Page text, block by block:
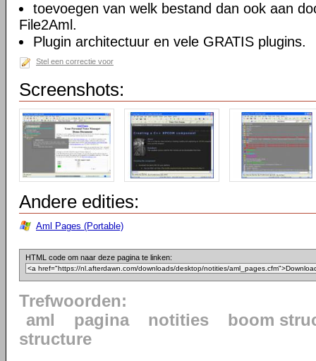
toevoegen van welk bestand dan ook aan
File2Aml.
Plugin architectuur en vele GRATIS plugins.
Stel een correctie voor
Screenshots:
Andere edities:
Aml Pages (Portable)
HTML code om naar deze pagina te linken:
Trefwoorden:
aml
pagina notities
boom
structure